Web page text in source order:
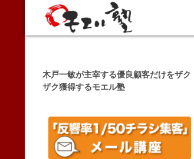
Search
木戸一敏が主宰する優良顧客だけをザク
ザク獲得するモエル塾